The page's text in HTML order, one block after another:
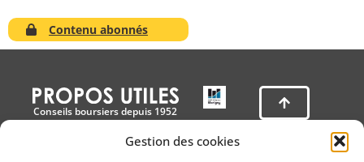
Gestion des cookies
Contenu abonnés
Conseils boursiers depuis 1952
une publication